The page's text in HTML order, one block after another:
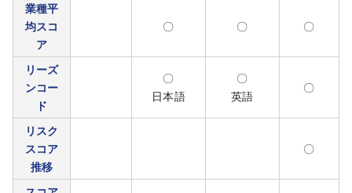
業種平
均スコ
ア
〇 〇 〇
リーズ
ンコー
ド
〇
日本語
〇
英語
〇
リスク
スコア
推移
〇